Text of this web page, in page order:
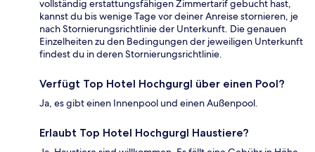
vollständig erstattungsfähigen Zimmertarif gebucht hast,
kannst du bis wenige Tage vor deiner Anreise stornieren, je
nach Stornierungsrichtlinie der Unterkunft. Die genauen
Einzelheiten zu den Bedingungen der jeweiligen Unterkunft
findest du in deren Stornierungsrichtlinie.
Verfügt Top Hotel Hochgurgl über einen Pool?
Ja, es gibt einen Innenpool und einen Außenpool.
Erlaubt Top Hotel Hochgurgl Haustiere?